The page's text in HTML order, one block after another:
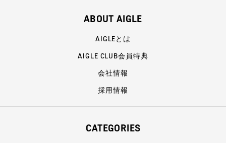
ABOUT AIGLE
AIGLEとは
AIGLE CLUB会員特典
会社情報
採用情報
CATEGORIES